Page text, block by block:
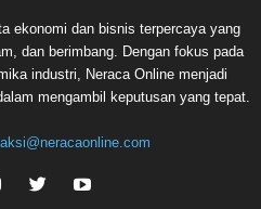
ekonomi dan bisnis terpercaya yang
dan berimbang. Dengan fokus pada
industri, Neraca Online menjadi
mengambil keputusan yang tepat.